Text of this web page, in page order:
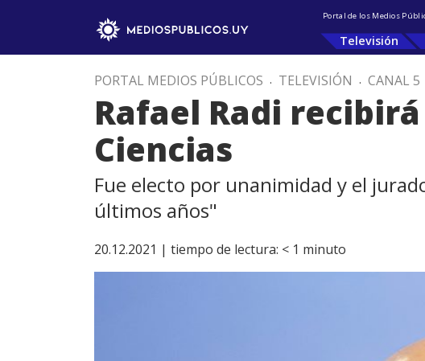
Portal de los Medios
Televisión
PORTAL MEDIOS PÚBLICOS . TELEVISIÓN . CANAL 5
Rafael Radi
Ciencias
Fue electo por unanimidad y el
últimos años"
20.12.2021 | tiempo de lectura: < 1 minuto